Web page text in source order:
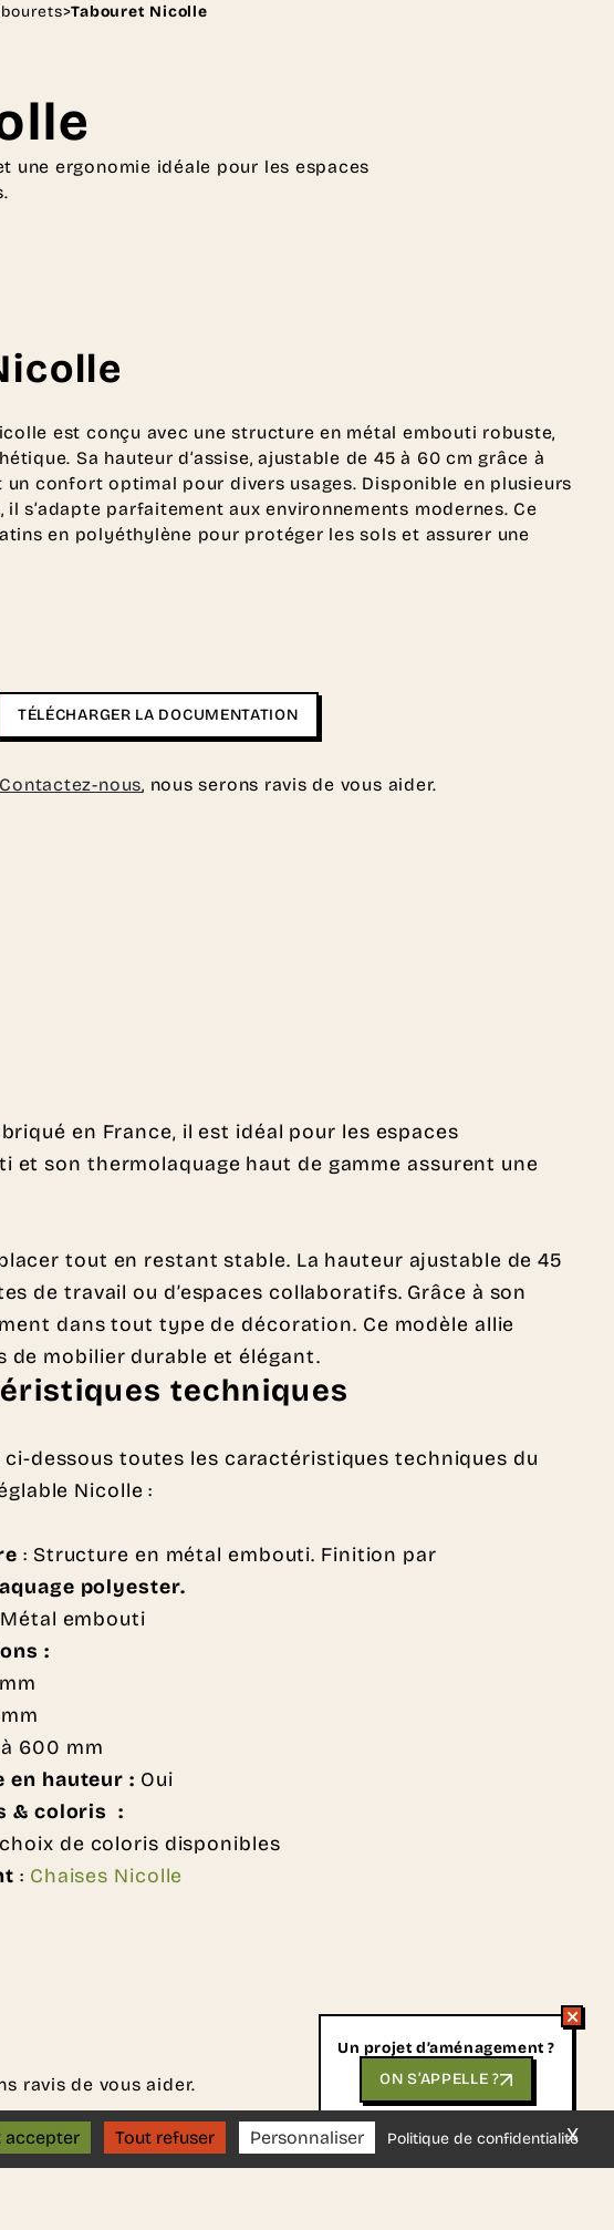
>Tabouret Nicolle
ergonomie idéale pour les espaces
est conçu avec une structure en métal embouti robuste,
Sa hauteur d’assise, ajustable de 45 à 60 cm grâce à
un confort optimal pour divers usages. Disponible en plusieurs
s’adapte parfaitement aux environnements modernes. Ce
en polyéthylène pour protéger les sols et assurer une
TÉLÉCHARGER LA DOCUMENTATION
Contactez-nous, nous serons ravis de vous aider.
en France, il est idéal pour les espaces
et son thermolaquage haut de gamme assurent une
tout en restant stable. La hauteur ajustable de 45
de travail ou d’espaces collaboratifs. Grâce à son
dans tout type de décoration. Ce modèle allie
mobilier durable et élégant.
techniques
ci-dessous toutes les caractéristiques techniques du
Nicolle :
: Structure en métal embouti. Finition par
polyester.
embouti
:
600 mm
en hauteur : Oui
& coloris :
de coloris disponibles
: Chaises Nicolle
ravis de vous aider.
Un projet d’aménagement ?
ON S’APPELLE ?
accepter Tout refuser Personnaliser Politique de confidentialité
X